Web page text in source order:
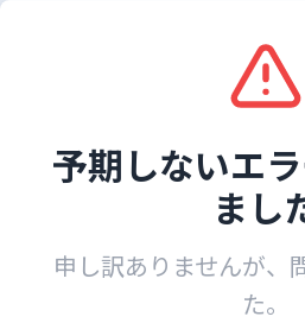
予期しないエ
まし
申し訳ありませんが、
た。